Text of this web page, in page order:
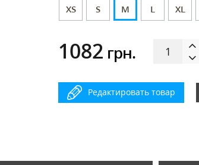
XS
S M L XL
1082 грн.
Редактировать товар